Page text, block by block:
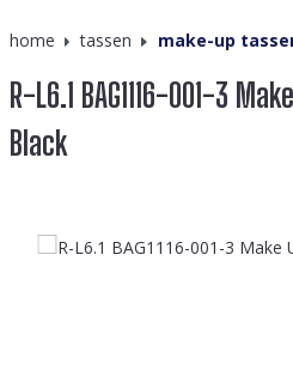
home tassen make-up
R-L6.1 BAG1116-001-3
Black
Afbeeldingengalerij overslaan